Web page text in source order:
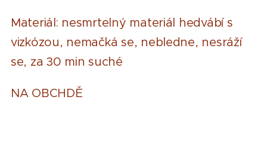
Materiál: nesmrtelný materiál hedvábí s
vizkózou, nemačká se, nebledne, nesráží
se, za 30 min suché
NA OBCHDĚ